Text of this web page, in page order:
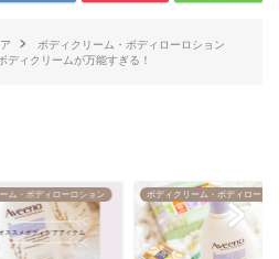
ボディクリーム・ボディローロション
ディクリームが万能すぎる！
ム・ボディローロション ボディクリーム・ボディローロ